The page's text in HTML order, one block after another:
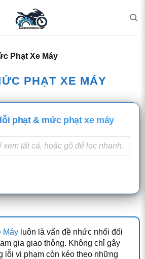
Phạt Xe Máy
PHẠT XE MÁY
phạt & mức phạt xe máy
Máyluôn là vấn đề nhức nhối đối
gia giao thông. Không chỉ gây
lỗi vi phạm còn kéo theo những